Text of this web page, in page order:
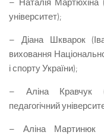
– Наталія Мартюхіна
університет);
– Діана Шкварок
виховання
і спорту України);
– Аліна Кравчук
педагогічний
– Аліна Мартинюк